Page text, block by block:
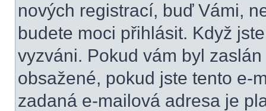
nových registrací, buď Vámi,
budete moci přihlásit. Když
vyzváni. Pokud vám byl
obsažené, pokud jste tento e-
zadaná e-mailová adresa je